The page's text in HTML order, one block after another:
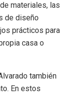
materiales, las
de diseño
prácticos para
casa o
también
En estos